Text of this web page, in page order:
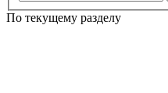
По текущему разделу